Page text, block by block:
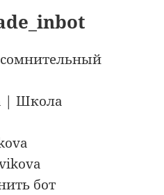
сомнительный
| Школа
бот